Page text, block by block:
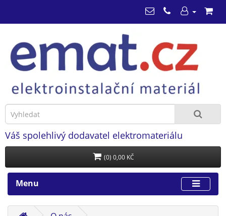
Váš spolehlivý dodavatel elektromateriálu
(0) 0,00 KČ
Menu